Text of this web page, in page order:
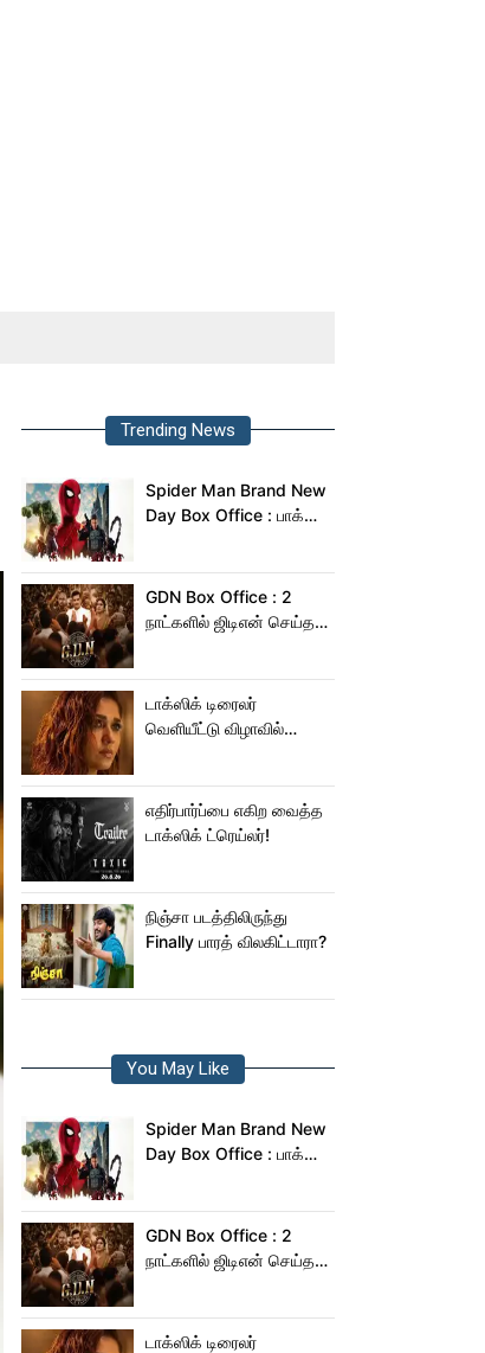
Trending News
Spider Man Brand New
Day Box Office : பாக்ஸ்
டே!
GDN Box Office : 2
நாட்களில் ஜிடிஎன் செய்த
டாக்ஸிக் டிரைலர்
வெளியீட்டு விழாவில்
யாரு பாருங்க!..
எதிர்பார்ப்பை எகிற வைத்த
டாக்ஸிக் ட்ரெய்லர்!
நிஞ்சா படத்திலிருந்து
Finally பாரத் விலகிட்டாரா?
You May Like
Spider Man Brand New
Day Box Office : பாக்ஸ்
டே!
GDN Box Office : 2
நாட்களில் ஜிடிஎன் செய்த
டாக்ஸிக் டிரைலர்